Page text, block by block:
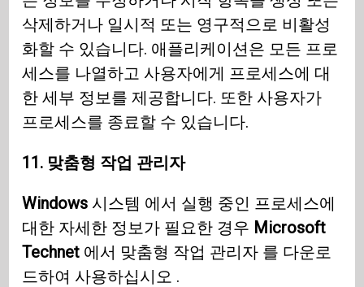
삭제하거나 일시적 또는 영구적으로 비활성
화할 수 있습니다. 애플리케이션은 모든 프로
세스를 나열하고 사용자에게 프로세스에 대
한 세부 정보를 제공합니다. 또한 사용자가
프로세스를 종료할 수 있습니다.
11. 맞춤형 작업 관리자
Windows 시스템 에서 실행 중인 프로세스에
대한 자세한 정보가 필요한 경우 Microsoft
Technet 에서 맞춤형 작업 관리자 를 다운로
드하여 사용하십시오 .